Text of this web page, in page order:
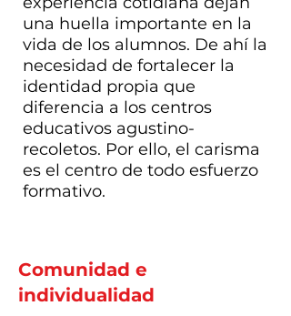
una huella importante en la
vida de los alumnos. De ahí la
necesidad de fortalecer la
identidad propia que
diferencia a los centros
educativos agustino-
recoletos. Por ello, el carisma
es el centro de todo esfuerzo
formativo.
Comunidad e
individualidad